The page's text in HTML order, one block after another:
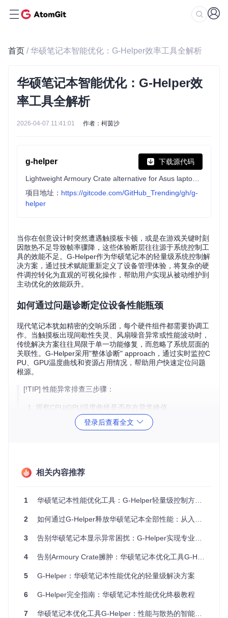
首页 / 华硕笔记本智能优化：G-Helper效率工具全解析
华硕笔记本智能优化：G-Helper效
率工具全解析
2026-04-07 11:41:01 作者：柯茵沙
g-helper 下载源代码
项目地址： https://gitcode.com/GitHub_Trending/gh/g-
helper
当你在创意设计时突然遭遇触摸板卡顿，或是在游戏关键时刻
因散热不足导致帧率骤降，这些体验断层往往源于系统控制工
具的效能不足。G-Helper作为华硕笔记本的轻量级系统控制解
决方案，通过技术赋能重新定义了设备管理体验，将复杂的硬
件调控转化为直观的可视化操作，帮助用户实现从被动维护到
主动优化的效能跃升。
如何通过问题诊断定位设备性能瓶颈
现代笔记本犹如精密的交响乐团，每个硬件组件都需要协调工
作。当触摸板出现间歇性失灵、风扇噪音异常或性能波动时，
传统解决方案往往局限于单一功能修复，而忽略了系统层面的
关联性。G-Helper采用"整体诊断" approach，通过实时监控C
PU、GPU温度曲线和资源占用情况，帮助用户快速定位问题
根源。
[!TIP] 性能异常排查三步骤：
观察CPU/GPU温度曲线是否存在异常峰值
检查风扇转速与温度变化是否呈线性关系
验证电源模式设置与实际使用场景是否匹配
G-Helper作为Armoury Crate的轻量级替代方案，其核心价值
在于将专业级硬件控制功能封装为用户友好的操作界面。与传
统工具相比，它犹如给笔记本配备了"智能管家"，能够根据使
用场景自动调节系统资源分配。
动态性能调节：通过滑动条直观设置CPU/GPU功率限制，
自定义风扇曲线：可视化调整风扇转速与温度的对应关系，
实现静音与散热的个性化平衡
多模式快速切换：提供Silent/Balanced/Turbo等预设模式，
满足办公、创作、游戏等不同场景需求
登录后查看全文
相关内容推荐
1 华硕笔记本性能优化工具：G-Helper轻量级控制方案深度解析
2 如何通过G-Helper释放华硕笔记本全部性能：从入门到精通
3 告别华硕笔记本显示异常困扰：G-Helper实现专业显示优化
4 告别Armoury Crate臃肿：华硕笔记本优化工具G-Helper轻量解决方案
5 G-Helper：华硕笔记本性能优化的轻量级解决方案
6 G-Helper完全指南：华硕笔记本性能优化终极教程
7 华硕笔记本优化工具G-Helper：性能与散热的智能平衡方案